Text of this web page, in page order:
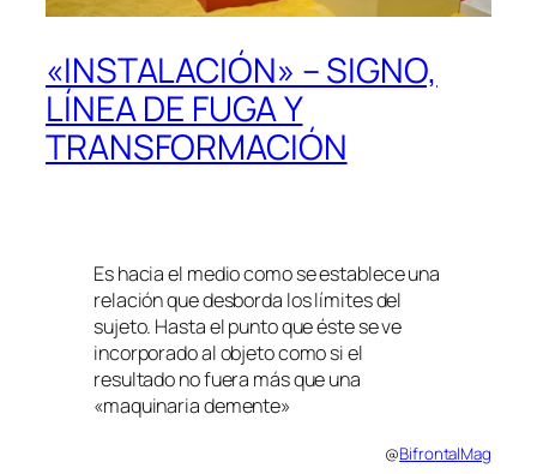
«INSTALACIÓN» – SIGNO,
LÍNEA DE FUGA Y
TRANSFORMACIÓN
Es hacia el medio como se establece una
relación que desborda los límites del
sujeto. Hasta el punto que éste se ve
incorporado al objeto como si el
resultado no fuera más que una
«maquinaria demente»
@BifrontalMag